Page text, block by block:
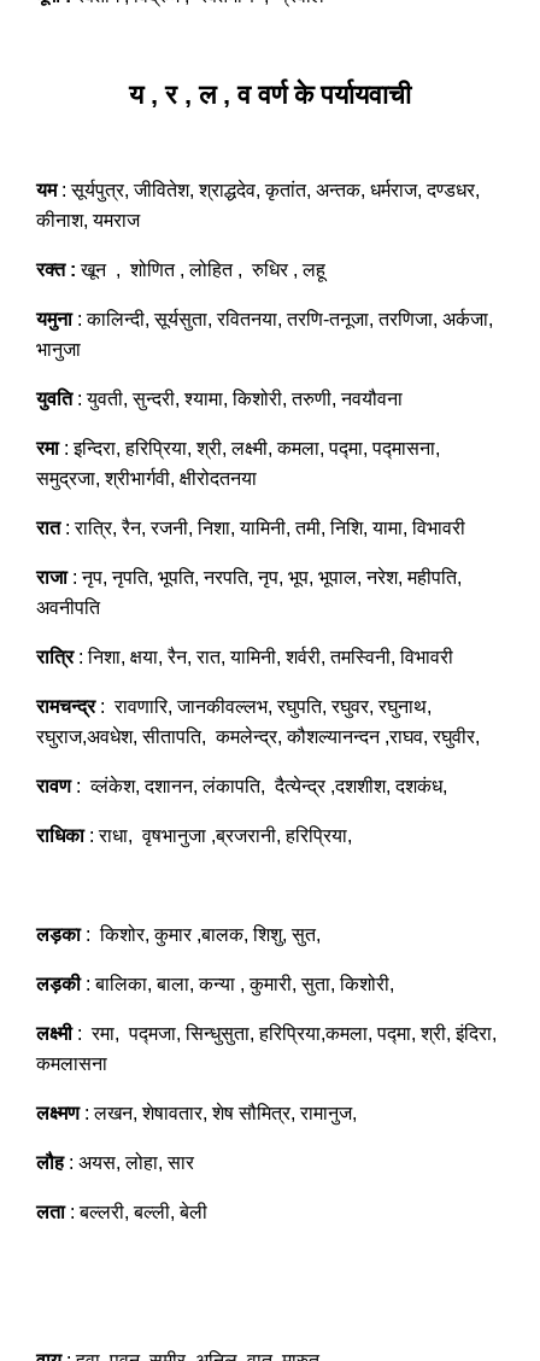
य , र , ल , व वर्ण के पर्यायवाची
यम: सूर्यपुत्र, जीवितेश, श्राद्धदेव, कृतांत, अन्तक, धर्मराज, दण्डधर,
कीनाश, यमराज
रक्त : खून , शोणित , लोहित , रुधिर , लहू
यमुना: कालिन्दी, सूर्यसुता, रवितनया, तरणि-तनूजा, तरणिजा, अर्कजा,
भानुजा
युवति: युवती, सुन्दरी, श्यामा, किशोरी, तरुणी, नवयौवना
रमा: इन्दिरा, हरिप्रिया, श्री, लक्ष्मी, कमला, पद्मा, पद्मासना,
समुद्रजा, श्रीभार्गवी, क्षीरोदतनया
रात: रात्रि, रैन, रजनी, निशा, यामिनी, तमी, निशि, यामा, विभावरी
राजा: नृप, नृपति, भूपति, नरपति, नृप, भूप, भूपाल, नरेश, महीपति,
अवनीपति
रात्रि: निशा, क्षया, रैन, रात, यामिनी, शर्वरी, तमस्विनी, विभावरी
रामचन्द्र: रावणारि, जानकीवल्लभ, रघुपति, रघुवर, रघुनाथ,
रघुराज,अवधेश, सीतापति, कमलेन्द्र, कौशल्यानन्दन ,राघव, रघुवीर,
रावण: व्लंकेश, दशानन, लंकापति, दैत्येन्द्र ,दशशीश, दशकंध,
राधिका: राधा, वृषभानुजा ,ब्रजरानी, हरिप्रिया,
लड़का: किशोर, कुमार ,बालक, शिशु, सुत,
लड़की: बालिका, बाला, कन्या , कुमारी, सुता, किशोरी,
लक्ष्मी: रमा, पद्मजा, सिन्धुसुता, हरिप्रिया,कमला, पद्मा, श्री, इंदिरा,
कमलासना
लक्ष्मण: लखन, शेषावतार, शेष सौमित्र, रामानुज,
लौह: अयस, लोहा, सार
लता: बल्लरी, बल्ली, बेली